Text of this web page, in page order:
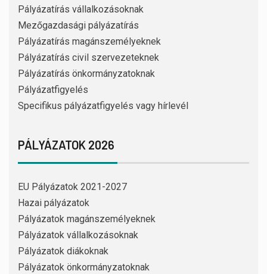
Pályázatírás vállalkozásoknak
Mezőgazdasági pályázatírás
Pályázatírás magánszemélyeknek
Pályázatírás civil szervezeteknek
Pályázatírás önkormányzatoknak
Pályázatfigyelés
Specifikus pályázatfigyelés vagy hírlevél
PÁLYÁZATOK 2026
EU Pályázatok 2021-2027
Hazai pályázatok
Pályázatok magánszemélyeknek
Pályázatok vállalkozásoknak
Pályázatok diákoknak
Pályázatok önkormányzatoknak